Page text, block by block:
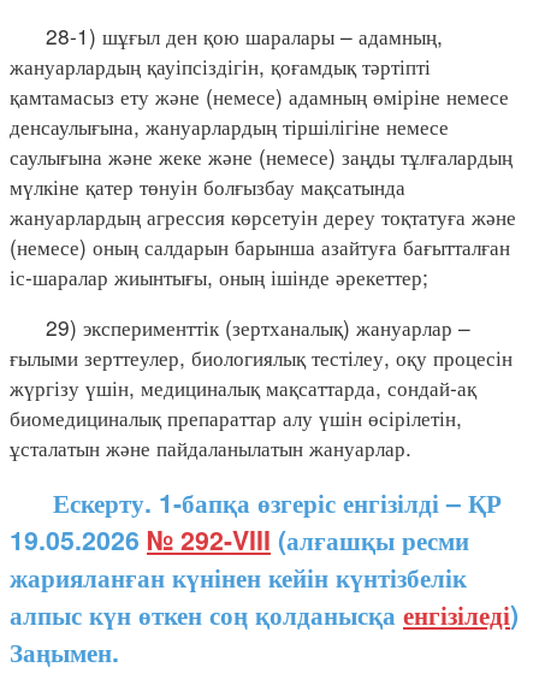
28-1) шұғыл ден қою шаралары – адамның,
жануарлардың қауіпсіздігін, қоғамдық тәртіпті
қамтамасыз ету және (немесе) адамның өміріне немесе
денсаулығына, жануарлардың тіршілігіне немесе
саулығына және жеке және (немесе) заңды тұлғалардың
мүлкіне қатер төнуін болғызбау мақсатында
жануарлардың агрессия көрсетуін дереу тоқтатуға және
(немесе) оның салдарын барынша азайтуға бағытталған
іс-шаралар жиынтығы, оның ішінде әрекеттер;
29) эксперименттік (зертханалық) жануарлар –
ғылыми зерттеулер, биологиялық тестілеу, оқу процесін
жүргізу үшін, медициналық мақсаттарда, сондай-ақ
биомедициналық препараттар алу үшін өсірілетін,
ұсталатын және пайдаланылатын жануарлар.
Ескерту. 1-бапқа өзгеріс енгізілді – ҚР
19.05.2026 № 292-VIII (алғашқы ресми
жарияланған күнінен кейін күнтізбелік
алпыс күн өткен соң қолданысқа енгізіледі)
Заңымен.